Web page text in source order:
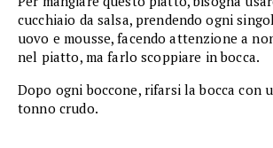
cucchiaio da salsa, prendendo ogni
uovo e mousse, facendo attenzione a
nel piatto, ma farlo scoppiare in bocca.
Dopo ogni boccone, rifarsi la bocca con
tonno crudo.